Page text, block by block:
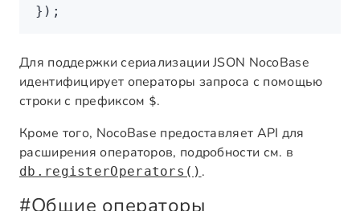
});
Для поддержки сериализации JSON NocoBase
идентифицирует операторы запроса с помощью
строки с префиксом $.
Кроме того, NocoBase предоставляет API для
расширения операторов, подробности см. в
db.registerOperators() .
#Общие операторы